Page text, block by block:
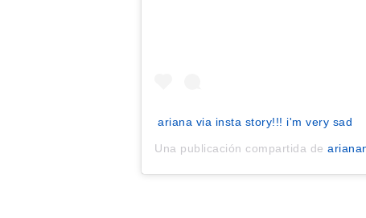
ariana via insta story!!! i'm very sad
Una publicación compartida de